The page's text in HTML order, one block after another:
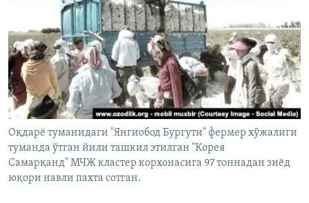
Оқдарё туманидаги "Янгиобод Бургути" фермер хўжалиги
туманда ўтган йили ташкил этилган "Корея
Самарқанд" МЧЖ кластер корхонасига 97 тоннадан зиёд
юқори навли пахта сотган.